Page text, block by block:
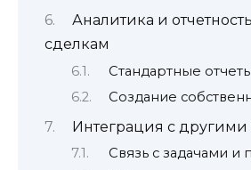
Аналитика и
сделкам
Стандартные
Создание
Интеграция с
Связь с задачами и